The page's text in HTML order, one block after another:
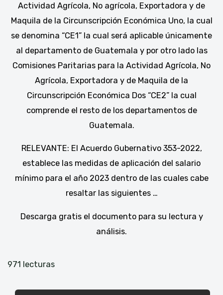
Actividad Agrícola, No agrícola, Exportadora y de
Maquila de la Circunscripción Económica Uno, la cual
se denomina “CE1” la cual será aplicable únicamente
al departamento de Guatemala y por otro lado las
Comisiones Paritarias para la Actividad Agrícola, No
Agrícola, Exportadora y de Maquila de la
Circunscripción Económica Dos “CE2” la cual
comprende el resto de los departamentos de
Guatemala.
RELEVANTE: El Acuerdo Gubernativo 353-2022,
establece las medidas de aplicación del salario
mínimo para el año 2023 dentro de las cuales cabe
resaltar las siguientes …
Descarga gratis el documento para su lectura y
análisis.
971 lecturas